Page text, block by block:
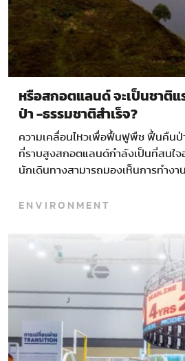
หรือสกอตแลนด์ จะเป็นชาติ
ป่า -ธรรมชาติสำเร็จ?
ความเคลื่อนไหวเพื่อฟื้นฟูพืช ฟื้นคืน
ที่ราบสูงสกอตแลนด์กำลังเป็นที่สนใ
นักเดินทางสามารถมองเห็นการทำงา
ENVIRONMENT